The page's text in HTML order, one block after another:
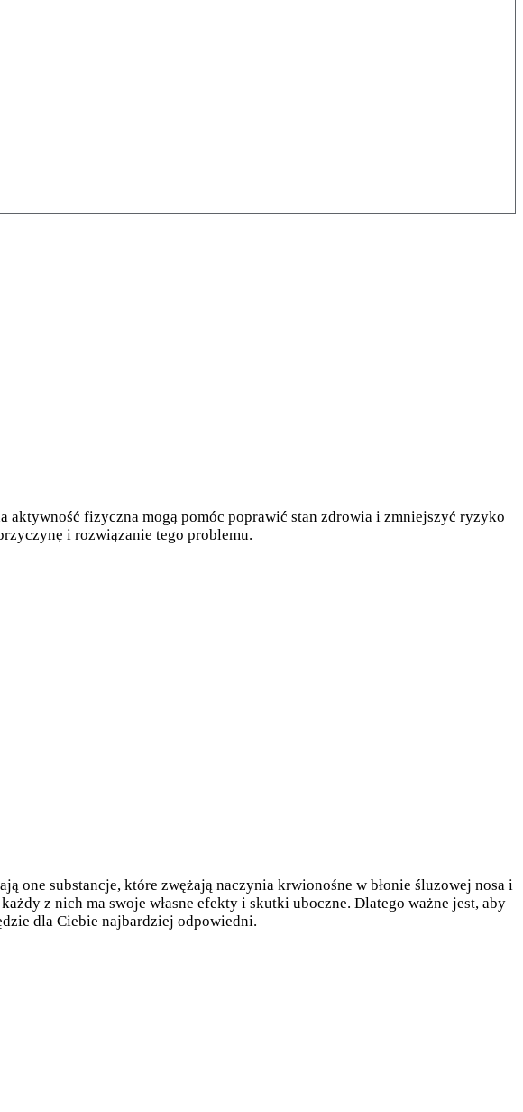
fizyczna mogą pomóc poprawić stan zdrowia i zmniejszyć ryzyko
i rozwiązanie tego problemu.
one substancje, które zwężają naczynia krwionośne w błonie śluzowej nosa i
z nich ma swoje własne efekty i skutki uboczne. Dlatego ważne jest, aby
dla Ciebie najbardziej odpowiedni.